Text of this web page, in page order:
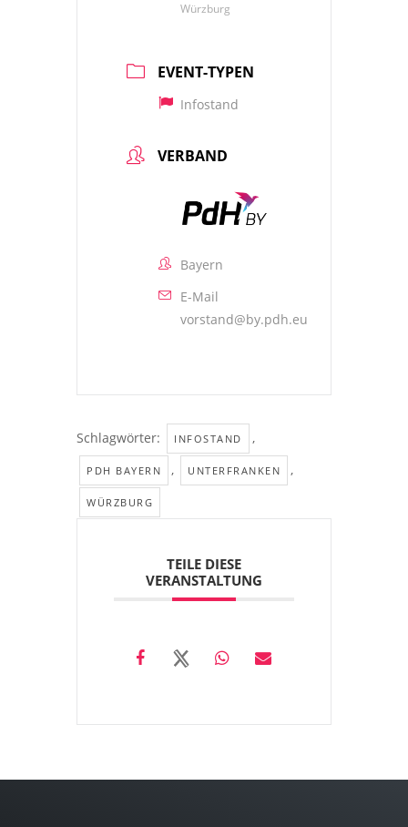
Würzburg
EVENT-TYPEN
Infostand
VERBAND
Bayern
E-Mail
vorstand@by.pdh.eu
Schlagwörter: INFOSTAND ,
PDH BAYERN , UNTERFRANKEN ,
WÜRZBURG
TEILE DIESE
VERANSTALTUNG